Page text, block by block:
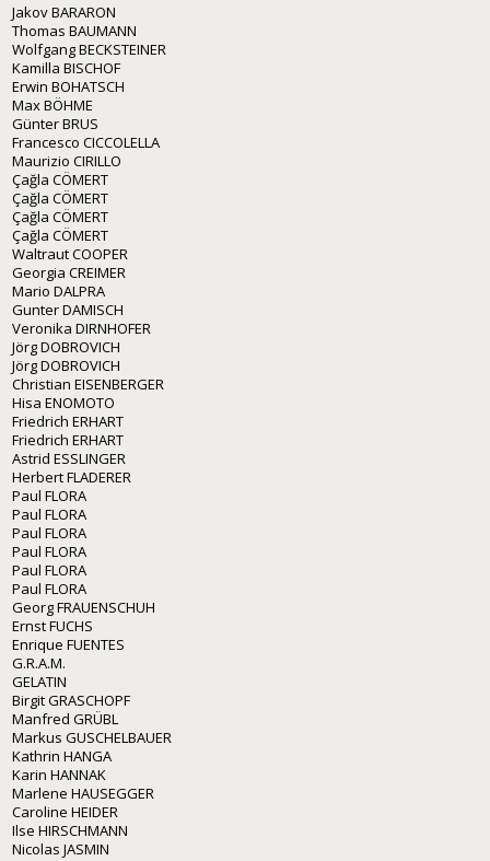
Jakov BARARON
Thomas BAUMANN
Wolfgang BECKSTEINER
Kamilla BISCHOF
Erwin BOHATSCH
Max BÖHME
Günter BRUS
Francesco CICCOLELLA
Maurizio CIRILLO
Çağla CÖMERT
Çağla CÖMERT
Çağla CÖMERT
Çağla CÖMERT
Waltraut COOPER
Georgia CREIMER
Mario DALPRA
Gunter DAMISCH
Veronika DIRNHOFER
Jörg DOBROVICH
Jörg DOBROVICH
Christian EISENBERGER
Hisa ENOMOTO
Friedrich ERHART
Friedrich ERHART
Astrid ESSLINGER
Herbert FLADERER
Paul FLORA
Paul FLORA
Paul FLORA
Paul FLORA
Paul FLORA
Paul FLORA
Georg FRAUENSCHUH
Ernst FUCHS
Enrique FUENTES
G.R.A.M.
GELATIN
Birgit GRASCHOPF
Manfred GRÜBL
Markus GUSCHELBAUER
Kathrin HANGA
Karin HANNAK
Marlene HAUSEGGER
Caroline HEIDER
Ilse HIRSCHMANN
Nicolas JASMIN